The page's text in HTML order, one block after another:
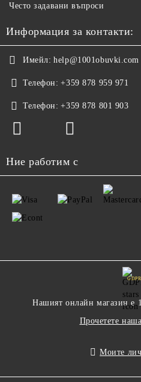
Често задавани въпроси
Информация за контакти:
Имейл: help@1001obuvki.com
Телефон: +359 878 959 971
Телефон: +359 878 801 903
Ние работим с
GDPR
Нашият онлайн магазин е
Прочетете
Моите